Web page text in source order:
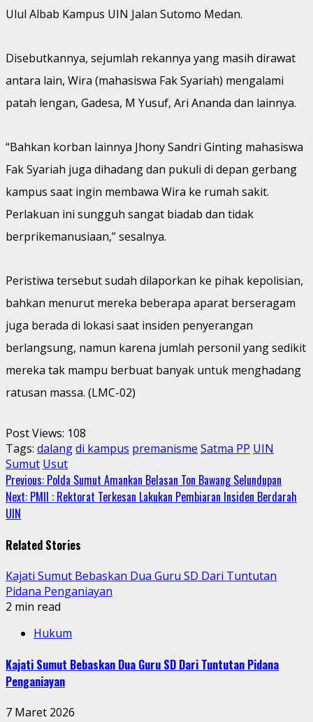
Ulul Albab Kampus UIN Jalan Sutomo Medan.
Disebutkannya, sejumlah rekannya yang masih dirawat
antara lain, Wira (mahasiswa Fak Syariah) mengalami
patah lengan, Gadesa, M Yusuf, Ari Ananda dan lainnya.
“Bahkan korban lainnya Jhony Sandri Ginting mahasiswa
Fak Syariah juga dihadang dan pukuli di depan gerbang
kampus saat ingin membawa Wira ke rumah sakit.
Perlakuan ini sungguh sangat biadab dan tidak
berprikemanusiaan,” sesalnya.
Peristiwa tersebut sudah dilaporkan ke pihak kepolisian,
bahkan menurut mereka beberapa aparat berseragam
juga berada di lokasi saat insiden penyerangan
berlangsung, namun karena jumlah personil yang sedikit
mereka tak mampu berbuat banyak untuk menghadang
ratusan massa. (LMC-02)
Post Views: 108
Tags: dalangdi kampus premanisme Satma PP UIN
Sumut Usut
Continue
Reading
Previous: Polda Sumut Amankan Belasan Ton Bawang Selundupan
Next: PMII : Rektorat Terkesan Lakukan Pembiaran Insiden Berdarah
UIN
Related Stories
Kajati Sumut Bebaskan Dua Guru SD Dari Tuntutan
Pidana Penganiayan
2 min read
Hukum
Kajati Sumut Bebaskan Dua Guru SD Dari Tuntutan Pidana
Penganiayan
7 Maret 2026